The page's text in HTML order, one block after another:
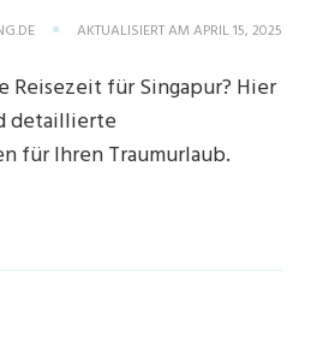
AKTUALISIERT AM APRIL 15, 2025
Reisezeit für Singapur? Hier
detaillierte
für Ihren Traumurlaub.